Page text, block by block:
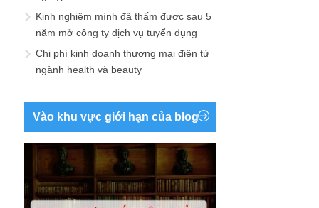
Kinh nghiệm mình đã thấm được sau 5
năm mở công ty dịch vụ tuyển dụng
Chi phí kinh doanh thương mại điện tử
ngành health và beauty
Vào khu vực giới hạn của blog